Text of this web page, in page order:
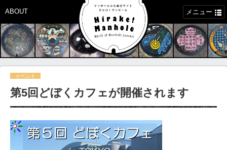
ABOUT メニュー
イベント
第5回どぼくカフェが開催されます